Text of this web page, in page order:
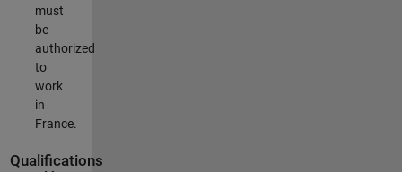
must
be
authorized
to
work
in
France.
Qualifications